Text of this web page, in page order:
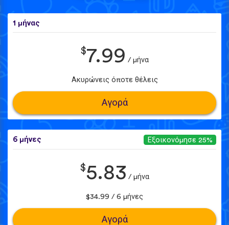
1 μήνας
$7.99 / μήνα
Ακυρώνεις όποτε θέλεις
Αγορά
6 μήνες Εξοικονόμησε 25%
$5.83 / μήνα
$34.99 / 6 μήνες
Αγορά